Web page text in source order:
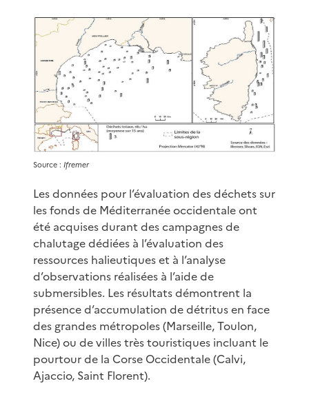
Source : Ifremer
Les données pour l’évaluation des déchets sur
les fonds de Méditerranée occidentale ont
été acquises durant des campagnes de
chalutage dédiées à l’évaluation des
ressources halieutiques et à l’analyse
d’observations réalisées à l’aide de
submersibles. Les résultats démontrent la
présence d’accumulation de détritus en face
des grandes métropoles (Marseille, Toulon,
Nice) ou de villes très touristiques incluant le
pourtour de la Corse Occidentale (Calvi,
Ajaccio, Saint Florent).